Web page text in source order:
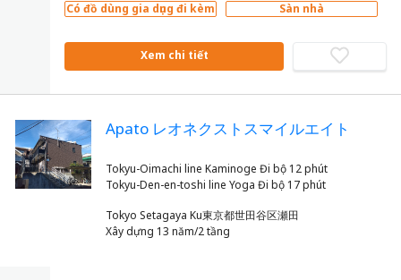
Có đồ dùng gia dụng đi kèm Sàn nhà
Xem chi tiết
Apato レオネクストスマイルエイト
Tokyu-Oimachi line Kaminoge Đi bộ 12 phút
Tokyo Setagaya Ku東京都世田谷区瀬田
Xây dựng 13 năm/2 tầng